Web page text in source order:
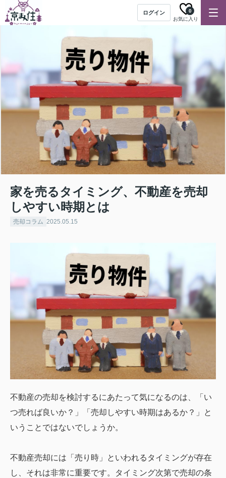
ログイン
お気に入り
0
家を売るタイミング、不動産を売却
しやすい時期とは
売却コラム 2025.05.15
不動産の売却を検討するにあたって気になるのは、「い
つ売れば良いか？」「売却しやすい時期はあるか？」と
いうことではないでしょうか。
不動産売却には「売り時」といわれるタイミングが存在
し、それは非常に重要です。タイミング次第で売却の条